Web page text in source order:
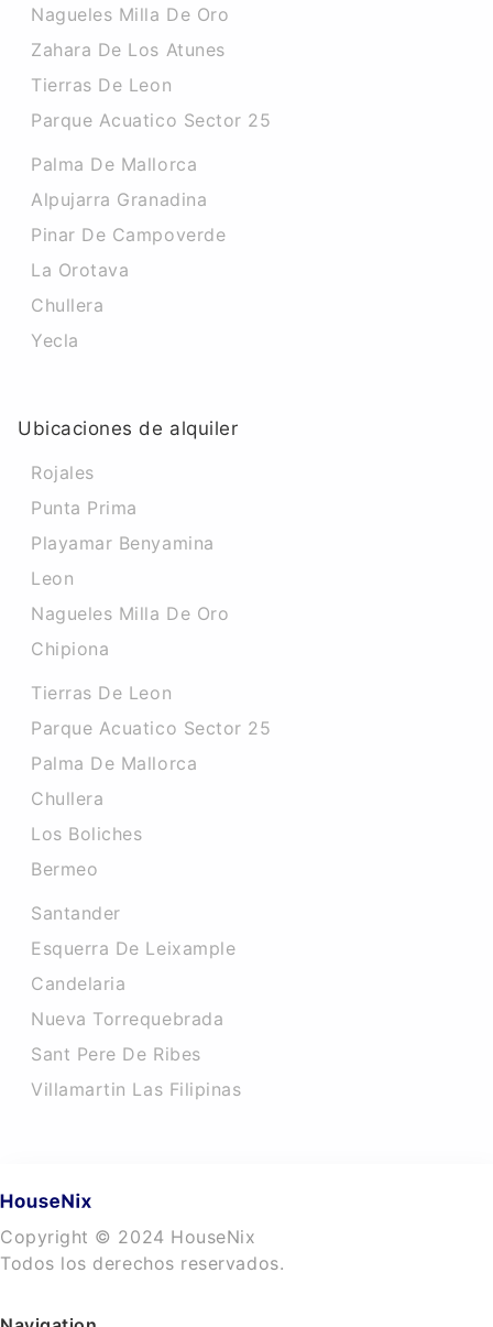
Nagueles Milla De Oro
Zahara De Los Atunes
Tierras De Leon
Parque Acuatico Sector 25
Palma De Mallorca
Alpujarra Granadina
Pinar De Campoverde
La Orotava
Chullera
Yecla
Ubicaciones de alquiler
Rojales
Punta Prima
Playamar Benyamina
Leon
Nagueles Milla De Oro
Chipiona
Tierras De Leon
Parque Acuatico Sector 25
Palma De Mallorca
Chullera
Los Boliches
Bermeo
Santander
Esquerra De Leixample
Candelaria
Nueva Torrequebrada
Sant Pere De Ribes
Villamartin Las Filipinas
Copyright © 2024 HouseNix
Todos los derechos reservados.